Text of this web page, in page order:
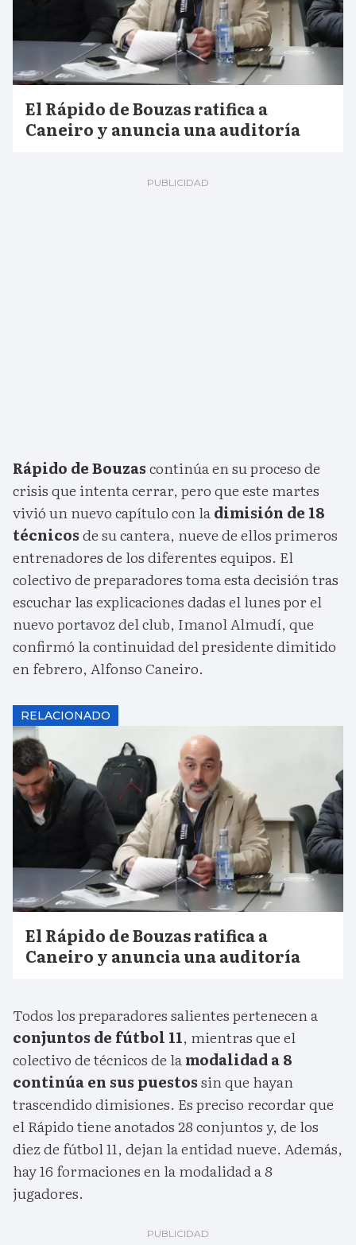
El Rápido de Bouzas ratifica a
Caneiro y anuncia una auditoría
Rápido de Bouzascontinúa en su proceso de
crisis que intenta cerrar, pero que este martes
vivió un nuevo capítulo con ladimisión de 18
técnicosde su cantera, nueve de ellos primeros
entrenadores de los diferentes equipos. El
colectivo de preparadores toma esta decisión tras
escuchar las explicaciones dadas el lunes por el
nuevo portavoz del club, Imanol Almudí, que
confirmó la continuidad del presidente dimitido
en febrero, Alfonso Caneiro.
RELACIONADO
El Rápido de Bouzas ratifica a
Caneiro y anuncia una auditoría
Todos los preparadores salientes pertenecen a
conjuntos de fútbol 11, mientras que el
colectivo de técnicos de lamodalidad a 8
continúa en sus puestossin que hayan
trascendido dimisiones. Es preciso recordar que
el Rápido tiene anotados 28 conjuntos y, de los
diez de fútbol 11, dejan la entidad nueve. Además,
hay 16 formaciones en la modalidad a 8
jugadores.